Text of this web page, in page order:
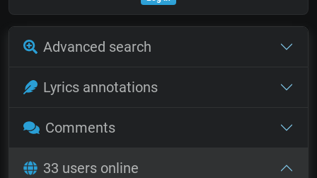
Advanced search
Lyrics annotations
Comments
33 users online